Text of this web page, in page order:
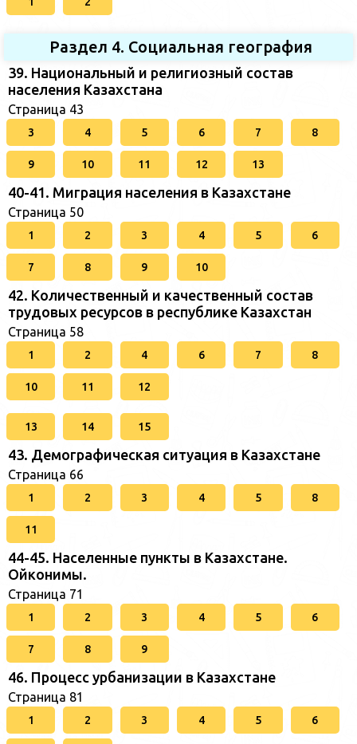
Раздел 4. Социальная география
39. Национальный и религиозный состав
населения Казахстана
Страница 43
3 4 5 6 7 8
9 10 11 12 13
40-41. Миграция населения в Казахстане
Страница 50
1 2 3 4 5 6
7 8 9 10
42. Количественный и качественный состав
трудовых ресурсов в республике Казахстан
Страница 58
1 2 4 6 7 8
10 11 12
13 14 15
43. Демографическая ситуация в Казахстане
Страница 66
1 2 3 4 5 8
11
44-45. Населенные пункты в Казахстане.
Ойконимы.
Страница 71
1 2 3 4 5 6
7 8 9
46. Процесс урбанизации в Казахстане
Страница 81
1 2 3 4 5 6